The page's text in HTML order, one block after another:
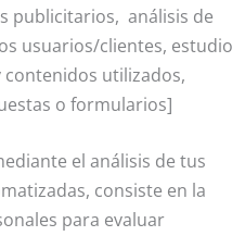
publicitarios, análisis de
usuarios/clientes, estudio
contenidos utilizados,
o formularios]
el análisis de tus
consiste en la
para evaluar